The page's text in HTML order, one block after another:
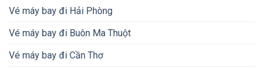
Vé máy bay đi Hải Phòng
Vé máy bay đi Buôn Ma Thuột
Vé máy bay đi Cần Thơ